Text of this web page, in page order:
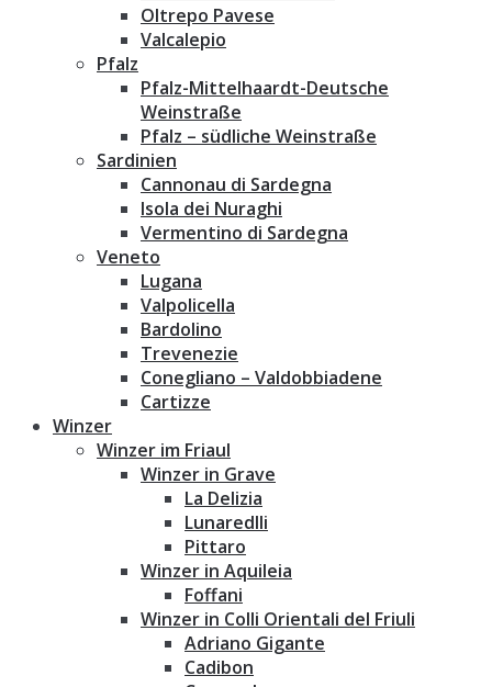
Oltrepo Pavese
Valcalepio
Pfalz
Pfalz-Mittelhaardt-Deutsche
Weinstraße
Pfalz – südliche Weinstraße
Sardinien
Cannonau di Sardegna
Isola dei Nuraghi
Vermentino di Sardegna
Veneto
Lugana
Valpolicella
Bardolino
Trevenezie
Conegliano – Valdobbiadene
Cartizze
Winzer
Winzer im Friaul
Winzer in Grave
La Delizia
Lunaredlli
Pittaro
Winzer in Aquileia
Foffani
Winzer in Colli Orientali del Friuli
Adriano Gigante
Cadibon